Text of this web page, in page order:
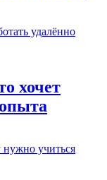
хочет